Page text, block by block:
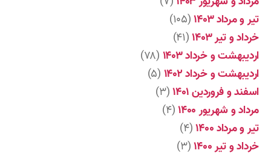
تیر و مرداد ۱۴۰۳
(۱۰۵)
خرداد و تیر ۱۴۰۳
(۴۱)
اردیبهشت و خرداد ۱۴۰۳
(۷۸)
اردیبهشت و خرداد ۱۴۰۲
(۵)
اسفند و فروردین ۱۴۰۱
(۳)
مرداد و شهریور ۱۴۰۰
(۴)
تیر و مرداد ۱۴۰۰
(۴)
خرداد و تیر ۱۴۰۰
(۳)